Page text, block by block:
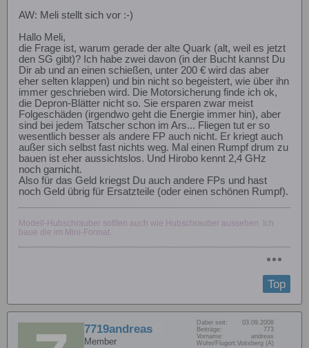
AW: Meli stellt sich vor :-)
Hallo Meli,
die Frage ist, warum gerade der alte Quark (alt, weil es jetzt
den SG gibt)? Ich habe zwei davon (in der Bucht kannst Du
Dir ab und an einen schießen, unter 200 € wird das aber
eher selten klappen) und bin nicht so begeistert, wie über ihn
immer geschrieben wird. Die Motorsicherung finde ich ok,
die Depron-Blätter nicht so. Sie ersparen zwar meist
Folgeschäden (irgendwo geht die Energie immer hin), aber
sind bei jedem Tatscher schon im Ars... Fliegen tut er so
wesentlich besser als andere FP auch nicht. Er kriegt auch
außer sich selbst fast nichts weg. Mal einen Rumpf drum zu
bauen ist eher aussichtslos. Und Hirobo kennt 2,4 GHz
noch garnicht.
Also für das Geld kriegst Du auch andere FPs und hast
noch Geld übrig für Ersatzteile (oder einen schönen Rumpf).
Modell-Hubschrauber sollten auch wie Hubschrauber aussehen. Ich
baue die im Mini-Format.
Top
7719andreas
Member
Dabei seit:
03.09.2008
Beiträge:
773
Vorname:
andreas
Wohn/Flugort:Voitsberg (A)